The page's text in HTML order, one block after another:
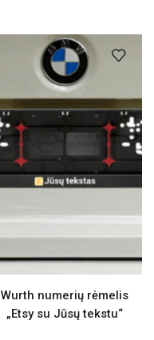
Wurth numerių rėmelis
„Etsy su Jūsų tekstu“